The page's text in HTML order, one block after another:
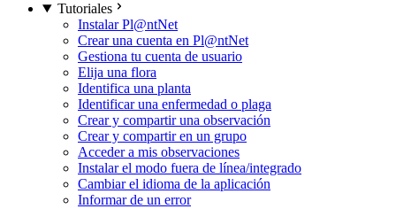
Tutoriales
Instalar Pl@ntNet
Crear una cuenta en Pl@ntNet
Gestiona tu cuenta de usuario
Elija una flora
Identifica una planta
Identificar una enfermedad o plaga
Crear y compartir una observación
Crear y compartir en un grupo
Acceder a mis observaciones
Instalar el modo fuera de línea/integrado
Cambiar el idioma de la aplicación
Informar de un error